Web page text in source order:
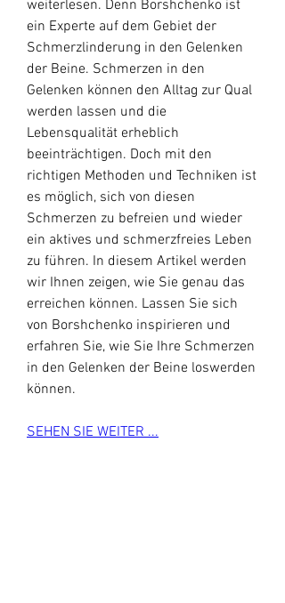
weiterlesen. Denn Borshchenko ist
ein Experte auf dem Gebiet der
Schmerzlinderung in den Gelenken
der Beine. Schmerzen in den
Gelenken können den Alltag zur Qual
werden lassen und die
Lebensqualität erheblich
beeinträchtigen. Doch mit den
richtigen Methoden und Techniken ist
es möglich, sich von diesen
Schmerzen zu befreien und wieder
ein aktives und schmerzfreies Leben
zu führen. In diesem Artikel werden
wir Ihnen zeigen, wie Sie genau das
erreichen können. Lassen Sie sich
von Borshchenko inspirieren und
erfahren Sie, wie Sie Ihre Schmerzen
in den Gelenken der Beine loswerden
können.
SEHEN SIE WEITER ...